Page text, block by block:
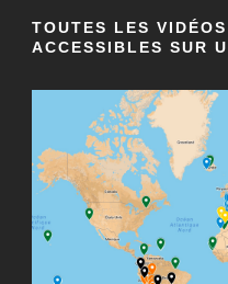
TOUTES LES
ACCESSIBLES SUR